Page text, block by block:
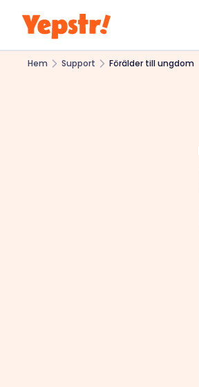
Hem Support Förälder till ungdom